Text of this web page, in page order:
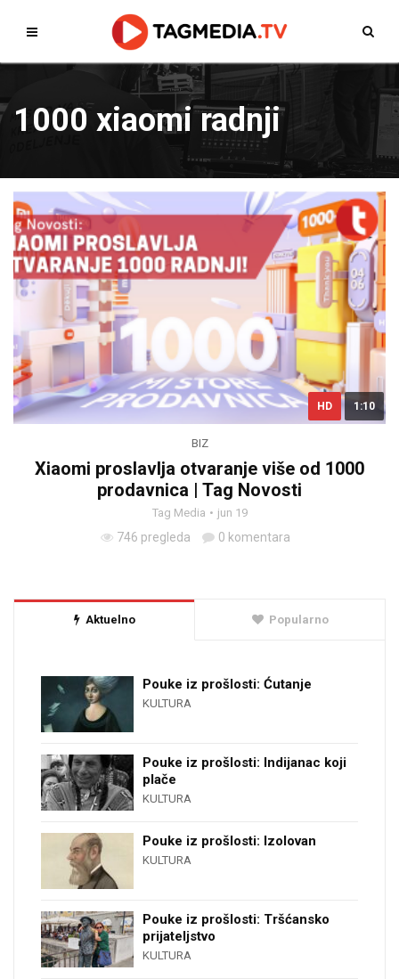
1000 xiaomi radnji
HD 1:10
BIZ
Xiaomi proslavlja otvaranje više od 1000
prodavnica | Tag Novosti
Tag Media jun 19
746 pregleda 0 komentara
Aktuelno Popularno
Pouke iz prošlosti: Ćutanje
KULTURA
Pouke iz prošlosti: Indijanac koji
plače
KULTURA
Pouke iz prošlosti: Izolovan
KULTURA
Pouke iz prošlosti: Tršćansko
prijateljstvo
KULTURA